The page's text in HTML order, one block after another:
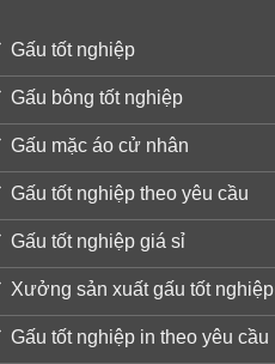
Gấu tốt nghiệp
Gấu bông tốt nghiệp
Gấu mặc áo cử nhân
Gấu tốt nghiệp theo yêu cầu
Gấu tốt nghiệp giá sỉ
Xưởng sản xuất gấu tốt nghiệp
Gấu tốt nghiệp in theo yêu cầu